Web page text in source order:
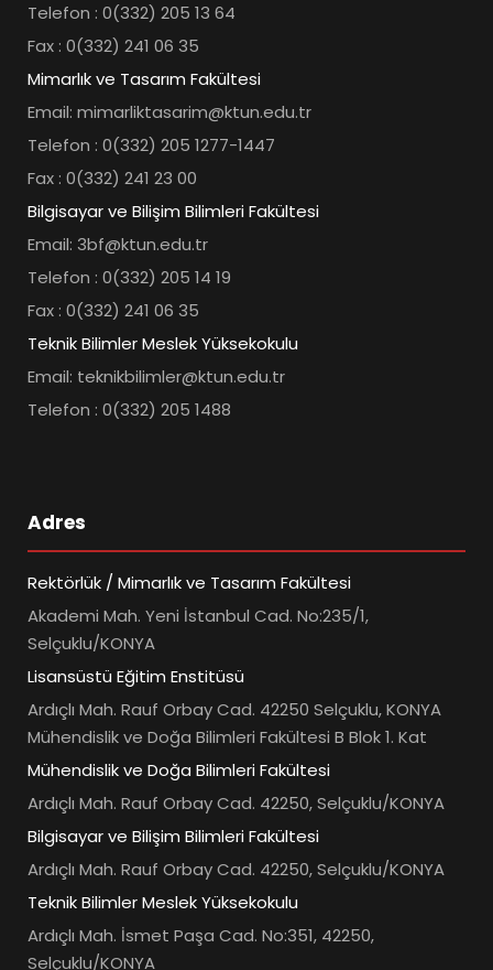
Telefon : 0(332) 205 13 64
Fax : 0(332) 241 06 35
Mimarlık ve Tasarım Fakültesi
Email: mimarliktasarim@ktun.edu.tr
Telefon : 0(332) 205 1277-1447
Fax : 0(332) 241 23 00
Bilgisayar ve Bilişim Bilimleri Fakültesi
Email: 3bf@ktun.edu.tr
Telefon : 0(332) 205 14 19
Fax : 0(332) 241 06 35
Teknik Bilimler Meslek Yüksekokulu
Email: teknikbilimler@ktun.edu.tr
Telefon : 0(332) 205 1488
Adres
Rektörlük / Mimarlık ve Tasarım Fakültesi
Akademi Mah. Yeni İstanbul Cad. No:235/1,
Selçuklu/KONYA
Lisansüstü Eğitim Enstitüsü
Ardıçlı Mah. Rauf Orbay Cad. 42250 Selçuklu, KONYA
Mühendislik ve Doğa Bilimleri Fakültesi B Blok 1. Kat
Mühendislik ve Doğa Bilimleri Fakültesi
Ardıçlı Mah. Rauf Orbay Cad. 42250, Selçuklu/KONYA
Bilgisayar ve Bilişim Bilimleri Fakültesi
Ardıçlı Mah. Rauf Orbay Cad. 42250, Selçuklu/KONYA
Teknik Bilimler Meslek Yüksekokulu
Ardıçlı Mah. İsmet Paşa Cad. No:351, 42250,
Selçuklu/KONYA